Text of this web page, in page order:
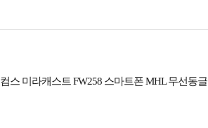
컴스 미라캐스트 FW258 스마트폰 MHL 무선동글